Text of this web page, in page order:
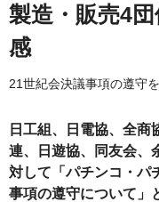
製造・販売4
感
21世紀会決議事項の遵守
日工組、日電協、全商
連、日遊協、同友会、
対して「パチンコ・パ
事項の遵守について」